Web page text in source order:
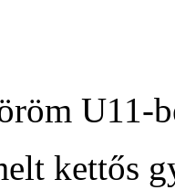
U11-
kettős